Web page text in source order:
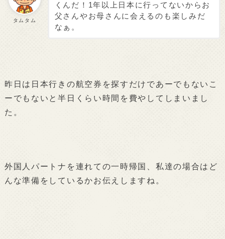
タムタム
くんだ！1年以上日本に行ってないからお
父さんやお母さんに会えるのも楽しみだ
なぁ。
昨日は日本行きの航空券を探すだけであーでもないこ
ーでもないと半日くらい時間を費やしてしまいまし
た。
外国人パートナを連れての一時帰国、私達の場合はど
んな準備をしているかお伝えしますね。